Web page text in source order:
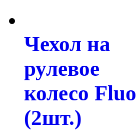
Чехол на
рулевое
колесо Fluo
(2шт.)